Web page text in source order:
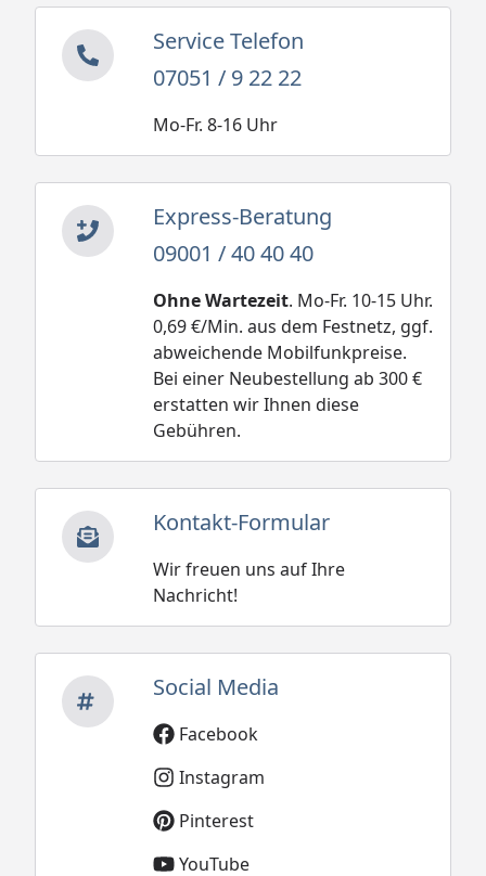
Service Telefon
07051 / 9 22 22
Mo-Fr. 8-16 Uhr
Express-Beratung
09001 / 40 40 40
Ohne Wartezeit. Mo-Fr. 10-15 Uhr.
0,69 €/Min. aus dem Festnetz, ggf.
abweichende Mobilfunkpreise.
Bei einer Neubestellung ab 300 €
erstatten wir Ihnen diese
Gebühren.
Kontakt-Formular
Wir freuen uns auf Ihre
Nachricht!
Social Media
Facebook
Instagram
Pinterest
YouTube